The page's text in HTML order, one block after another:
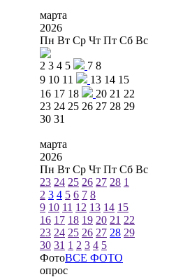
марта
2026
Пн Вт Ср Чт Пт Сб Вс
2 3 4 5 7 8
9 10 11 13 14 15
16 17 18 20 21 22
23 24 25 26 27 28 29
30 31
марта
2026
Пн Вт Ср Чт Пт Сб Вс
23 24 25 26 27 28 1
2 3 4 5 6 7 8
9 10 11 12 13 14 15
16 17 18 19 20 21 22
23 24 25 26 27 28 29
30 31 1 2 3 4 5
ФотоВСЕ ФОТО
опрос